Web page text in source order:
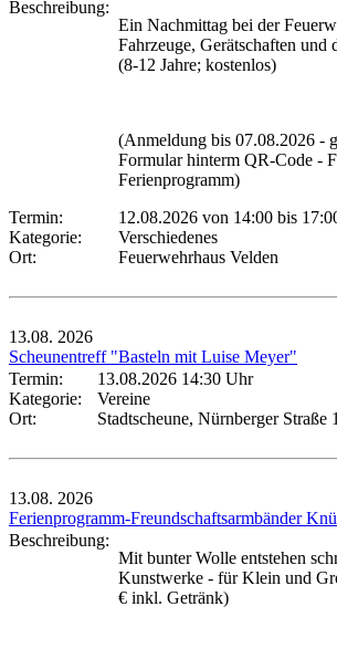
Beschreibung:
Ein Nachmittag bei der
Fahrzeuge, Gerätschaften und
(8-12 Jahre; kostenlos)
(Anmeldung bis 07.08.2026 -
Formular hinterm QR-Code -
Ferienprogramm)
Termin:
12.08.2026 von 14:00 bis
Kategorie:
Verschiedenes
Ort:
Feuerwehrhaus Velden
13.08. 2026
Scheunentreff "Basteln mit Luise Meyer"
Termin:
13.08.2026 14:30 Uhr
Kategorie:
Vereine
Ort:
Stadtscheune, Nürnberger Straße
13.08. 2026
Ferienprogramm-Freundschaftsarmbänder
Beschreibung:
Mit bunter Wolle entstehen
Kunstwerke - für Klein und
€ inkl. Getränk)